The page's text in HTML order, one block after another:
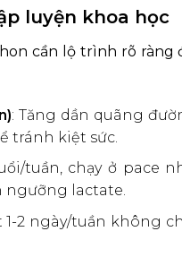
luyện khoa học
cần lộ trình rõ ràng
: Tăng dần quãng
tránh kiệt sức.
tuần, chạy ở pace
ngưỡng lactate.
1-2 ngày/tuần không